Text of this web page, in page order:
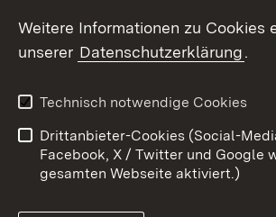
Kontakt
Barrierefreiheit
Impressum Cookies
Weitere Informationen zu Cookies
unserer Datenschutzerklärung.
Technisch notwendige Cookies
Drittanbieter-Cookies (Social-
Facebook, X / Twitter und Google
gesamten Webseite aktiviert.)